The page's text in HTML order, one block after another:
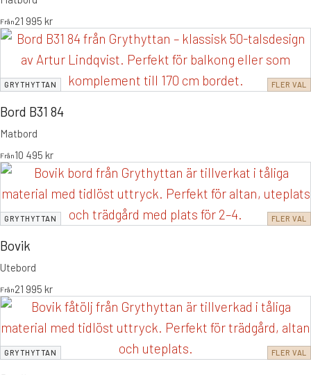
Från21 995 kr
GRYTHYTTAN FLER VAL
Bord B31 84
Matbord
Från10 495 kr
GRYTHYTTAN FLER VAL
Bovik
Utebord
Från21 995 kr
GRYTHYTTAN FLER VAL